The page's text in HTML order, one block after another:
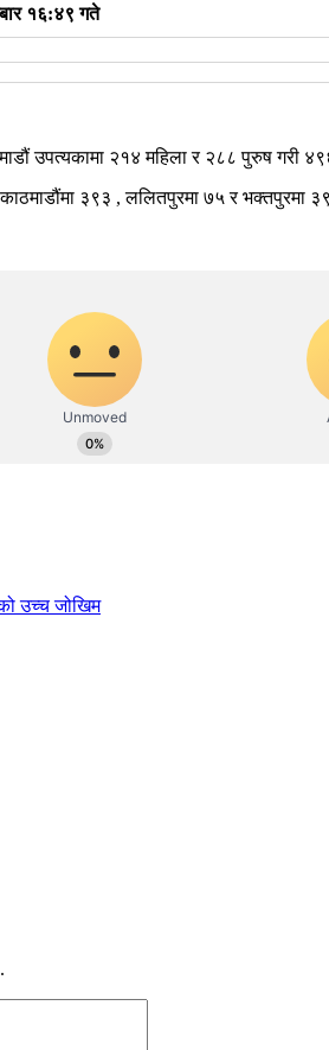
१६:४९ गते
उपत्यकामा २१४ महिला र २८८ पुरुष
३९३ , ललितपुरमा ७५ र भक्तपुरमा
उच्च जोखिम